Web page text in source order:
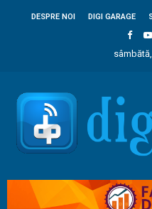
DESPRE NOI DIGI GARAGE